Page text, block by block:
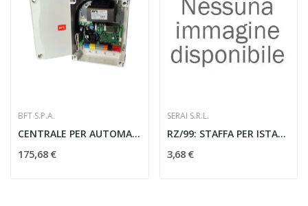
BFT S.P.A.
CENTRALE PER AUTOMAZIONE BATTENTE THALIA PER...
175,68 €
SERAI S.R.L.
RZ/99: STAFFA PER ISTALLAZIONE A MUR
3,68 €